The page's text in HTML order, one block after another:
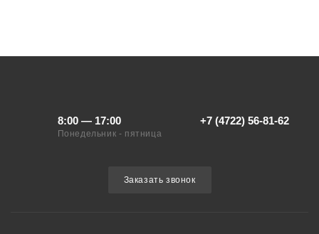
8:00 — 17:00
Понедельник - пятница
+7 (4722) 56-81-62
Заказать звонок